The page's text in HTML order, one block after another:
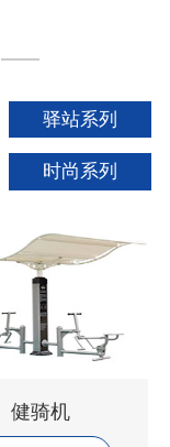
驿站系列
时尚系列
健骑机